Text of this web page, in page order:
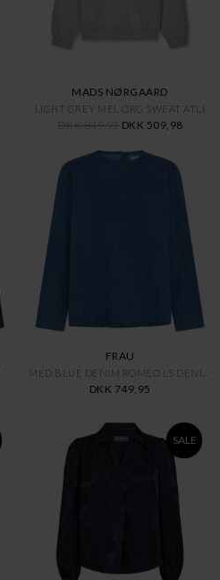
MADS NØRGAARD
LIGHT GREY MEL ORG SWEAT ATLI
DKK 849,95 DKK 509,98
FRAU
DKK 749,95
SALE